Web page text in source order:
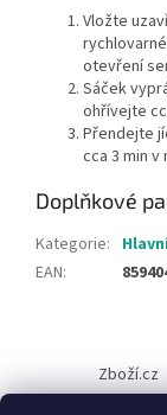
Vložte
otevření
Sáček
ohřívejte
Přendejte
cca 3 min
Doplňkové
Kategorie:
EAN:
p
Zboží.cz